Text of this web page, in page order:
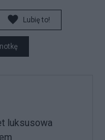
Lubię to!
luksusowa